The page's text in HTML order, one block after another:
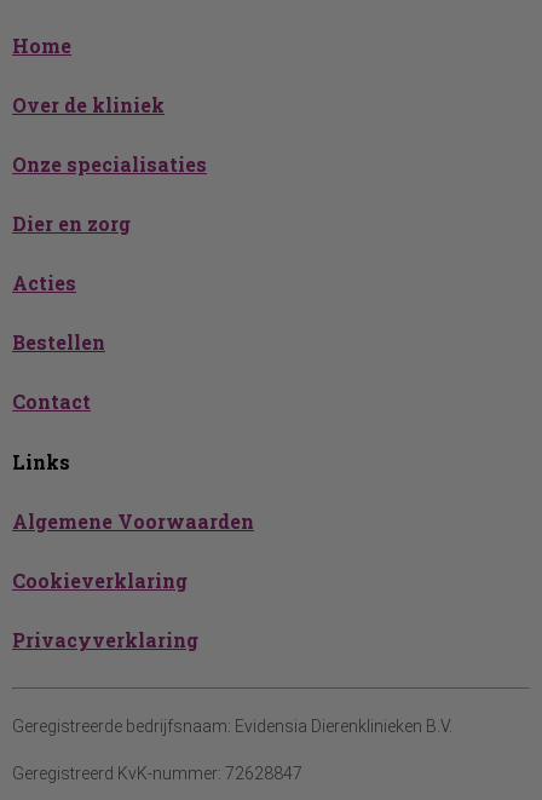
Home
Over de kliniek
Onze specialisaties
Dier en zorg
Acties
Bestellen
Contact
Links
Algemene Voorwaarden
Cookieverklaring
Privacyverklaring
Geregistreerde bedrijfsnaam: Evidensia Dierenklinieken B.V.
Geregistreerd KvK-nummer: 72628847